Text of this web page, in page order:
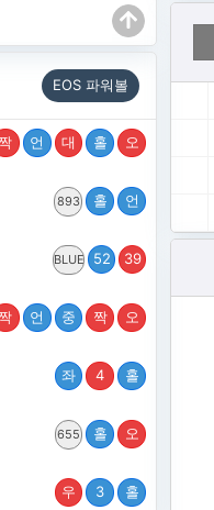
EOS 파워볼
짝 언 대 홀 오
893 홀 언
BLUE 52 39
짝 언 중 짝 오
좌 4 홀
655 홀 오
우 3 홀